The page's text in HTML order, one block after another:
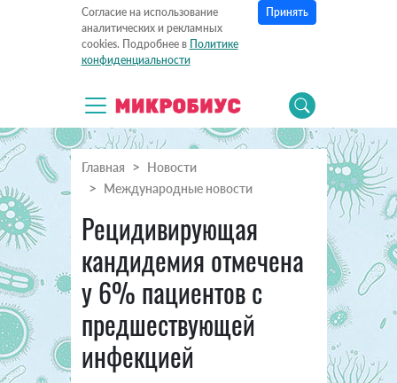
Согласие на использование
аналитических и рекламных
cookies. Подробнее в Политике
конфиденциальности
Принять
Главная
Новости
Международные новости
Рецидивирующая
кандидемия отмечена
у 6% пациентов с
предшествующей
инфекцией